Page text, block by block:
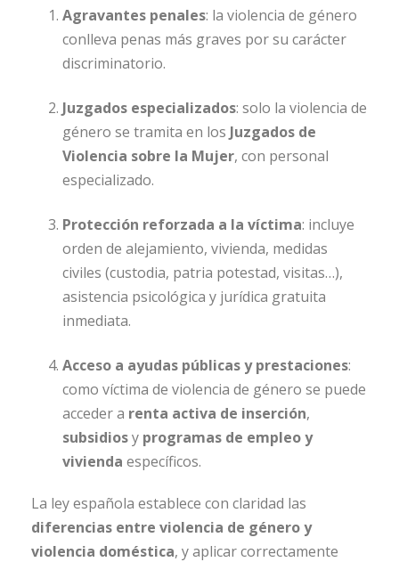
Agravantes penales: la violencia de género
conlleva penas más graves por su carácter
discriminatorio.
Juzgados especializados: solo la violencia de
género se tramita en los Juzgados de
Violencia sobre la Mujer, con personal
especializado.
Protección reforzada a la víctima: incluye
orden de alejamiento, vivienda, medidas
civiles (custodia, patria potestad, visitas…),
asistencia psicológica y jurídica gratuita
inmediata.
Acceso a ayudas públicas y prestaciones:
como víctima de violencia de género se puede
acceder a renta activa de inserción,
subsidiosy programas de empleo y
vivienda específicos.
La ley española establece con claridad las
diferencias entre violencia de género y
violencia doméstica, y aplicar correctamente